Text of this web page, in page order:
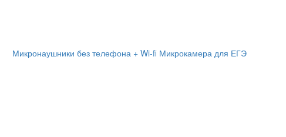
Микронаушники без телефона + Wi-fi Микрокамера для ЕГЭ